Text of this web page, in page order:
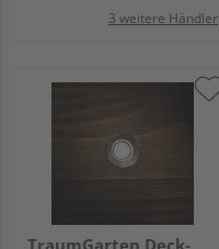
3 weitere Händler